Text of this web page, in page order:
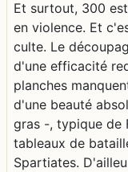
Et surtout, 300
en violence. Et
culte. Le
d'une efficacité
planches
d'une beauté
gras -, typique de
tableaux de
Spartiates.